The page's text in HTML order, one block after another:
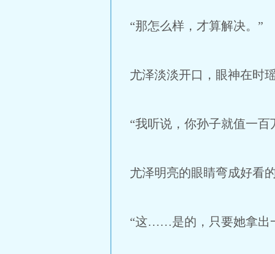
“那怎么样，才算解决。”
尤泽淡淡开口，眼神在时
“我听说，你孙子就值一百
尤泽明亮的眼睛弯成好看
“这……是的，只要她拿出